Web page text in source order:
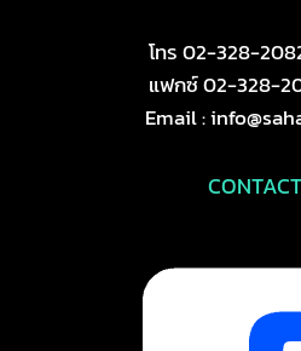
โทร 02-328-
แฟกซ์ 02-328-
Email :